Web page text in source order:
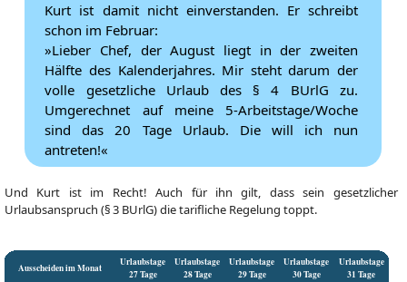
Kurt ist damit nicht einverstanden. Er schreibt
schon im Februar:
»Lieber Chef, der August liegt in der zweiten
Hälfte des Kalenderjahres. Mir steht darum der
volle gesetzliche Urlaub des § 4 BUrlG zu.
Umgerechnet auf meine 5-Arbeitstage/Woche
sind das 20 Tage Urlaub. Die will ich nun
antreten!«
Und Kurt ist im Recht! Auch für ihn gilt, dass sein gesetzlicher
Urlaubsanspruch (§ 3 BUrlG) die tarifliche Regelung toppt.
Ausscheiden im Monat
Urlaubstage
27 Tage
Urlaubstage
28 Tage
Urlaubstage
29 Tage
Urlaubstage
30 Tage
Urlaubstage
31 Tage